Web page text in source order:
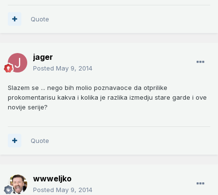
Quote
jager
Posted May 9, 2014
Slazem se ... nego bih molio poznavaoce da otprilike
prokomentarisu kakva i kolika je razlika izmedju stare garde i ove
novije serije?
Quote
wwweljko
Posted May 9, 2014